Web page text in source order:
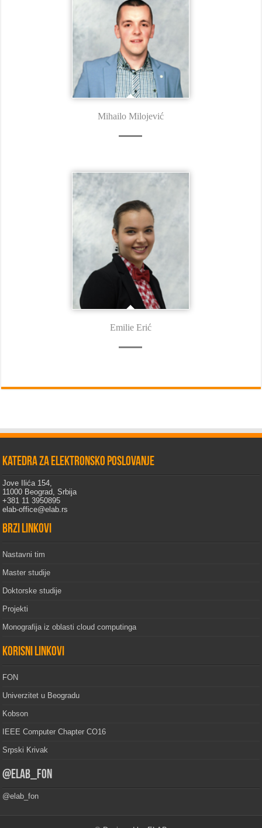
Mihailo Milojević
Emilie Erić
Katedra za elektronsko poslovanje
Jove Ilića 154,
11000 Beograd, Srbija
+381 11 3950895
elab-office@elab.rs
Brzi linkovi
Nastavni tim
Master studije
Doktorske studije
Projekti
Monografija iz oblasti cloud computinga
Korisni linkovi
FON
Univerzitet u Beogradu
Kobson
IEEE Computer Chapter CO16
Srpski Krivak
@elab_fon
@elab_fon